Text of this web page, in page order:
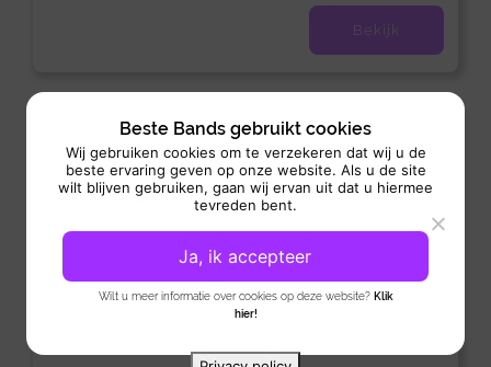
Bekijk
Beste Bands gebruikt cookies
Wij gebruiken cookies om te verzekeren dat wij u de
beste ervaring geven op onze website. Als u de site
wilt blijven gebruiken, gaan wij ervan uit dat u hiermee
tevreden bent.
Wilt u meer informatie over cookies op deze website? Klik
hier!
Ja, ik accepteer